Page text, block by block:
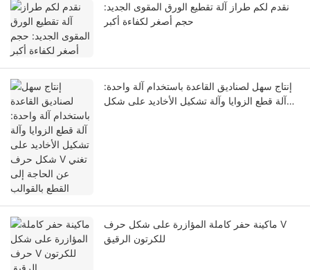
نقدم لكم طراز آلة تقطيع الورق المقوى الجديد:
حجم أصغر لكفاءة أكبر
إنتاج سهل لصناديق القاعدة باستخدام آلة واحدة:
آلة قطع الزوايا وآلة تشكيل الأخاديد على شكل
ماكينة حفر كاملة المؤازرة على شكل حرف V
للكرتون الرقيق